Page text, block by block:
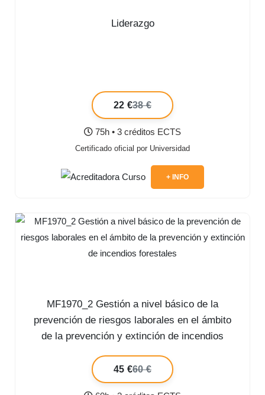
Liderazgo
22 €38 €
75h • 3 créditos ECTS
Certificado oficial por Universidad
+ INFO
MF1970_2 Gestión a nivel básico de la
prevención de riesgos laborales en el ámbito
de la prevención y extinción de incendios
45 €60 €